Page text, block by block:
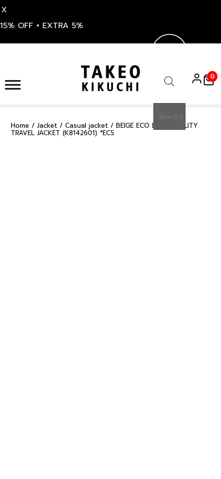
X
15% OFF + EXTRA 5%
content
search
0
Home / Jacket / Casual jacket / BEIGE ECO DENIM UTILITY
TRAVEL JACKET (K8142601) *ECS